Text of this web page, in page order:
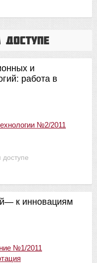
доступе
и
работа в
№2/2011
к инновациям
№1/2011